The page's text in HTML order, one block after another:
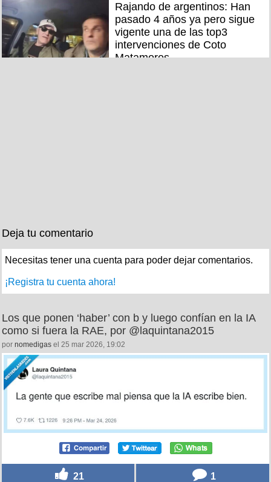
Rajando de argentinos: Han
pasado 4 años ya pero sigue
vigente una de las top3
intervenciones de Coto
Matamoros
Deja tu comentario
Necesitas tener una cuenta para poder dejar comentarios.
¡Registra tu cuenta ahora!
Los que ponen ‘haber’ con b y luego confían en la IA
como si fuera la RAE, por @laquintana2015
por nomedigas el 25 mar 2026, 19:02
21 1